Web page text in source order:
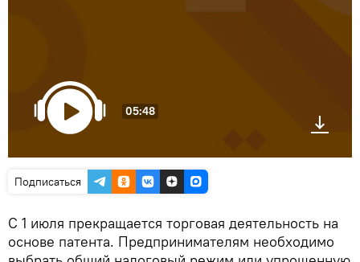
05:48
Подписаться
С 1 июля прекращается торговая деятельность на
основе патента. Предпринимателям необходимо